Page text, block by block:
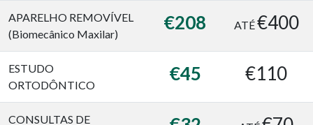
APARELHO REMOVÍVEL
(Biomecânico Maxilar)
€208 ATÉ€400
ESTUDO
ORTODÔNTICO
€45 €110
CONSULTAS DE